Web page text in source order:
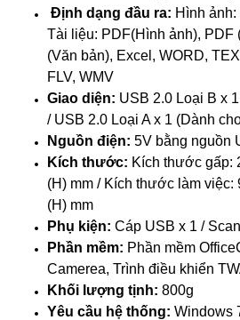
Định dạng đầu ra: Hình ảnh:
Tài liệu: PDF(Hình ảnh), PDF
(Văn bản), Excel, WORD,
FLV, WMV
Giao diện: USB 2.0 Loại B x
/ USB 2.0 Loại A x 1 (Dành
Nguồn điện: 5V bằng nguồn
Kích thước: Kích thước gấp:
(H) mm / Kích thước làm việc:
(H) mm
Phụ kiện: Cáp USB x 1 /
Phần mềm: Phần mềm
Camerea, Trình điều khiển
Khối lượng tịnh: 800g
Yêu cầu hệ thống: Windows